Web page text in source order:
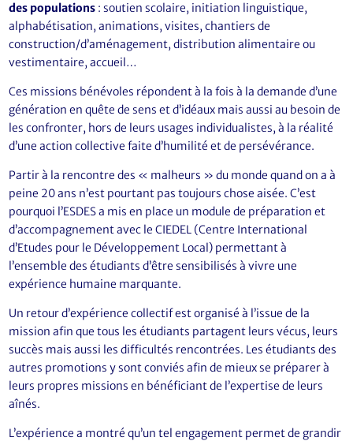
des populations : soutien scolaire, initiation linguistique,
alphabétisation, animations, visites, chantiers de
construction/d’aménagement, distribution alimentaire ou
vestimentaire, accueil…
Ces missions bénévoles répondent à la fois à la demande d’une
génération en quête de sens et d’idéaux mais aussi au besoin de
les confronter, hors de leurs usages individualistes, à la réalité
d’une action collective faite d’humilité et de persévérance.
Partir à la rencontre des « malheurs » du monde quand on a à
peine 20 ans n’est pourtant pas toujours chose aisée. C’est
pourquoi l’ESDES a mis en place un module de préparation et
d’accompagnement avec le CIEDEL (Centre International
d’Etudes pour le Développement Local) permettant à
l’ensemble des étudiants d’être sensibilisés à vivre une
expérience humaine marquante.
Un retour d’expérience collectif est organisé à l’issue de la
mission afin que tous les étudiants partagent leurs vécus, leurs
succès mais aussi les difficultés rencontrées. Les étudiants des
autres promotions y sont conviés afin de mieux se préparer à
leurs propres missions en bénéficiant de l’expertise de leurs
aînés.
L’expérience a montré qu’un tel engagement permet de grandir